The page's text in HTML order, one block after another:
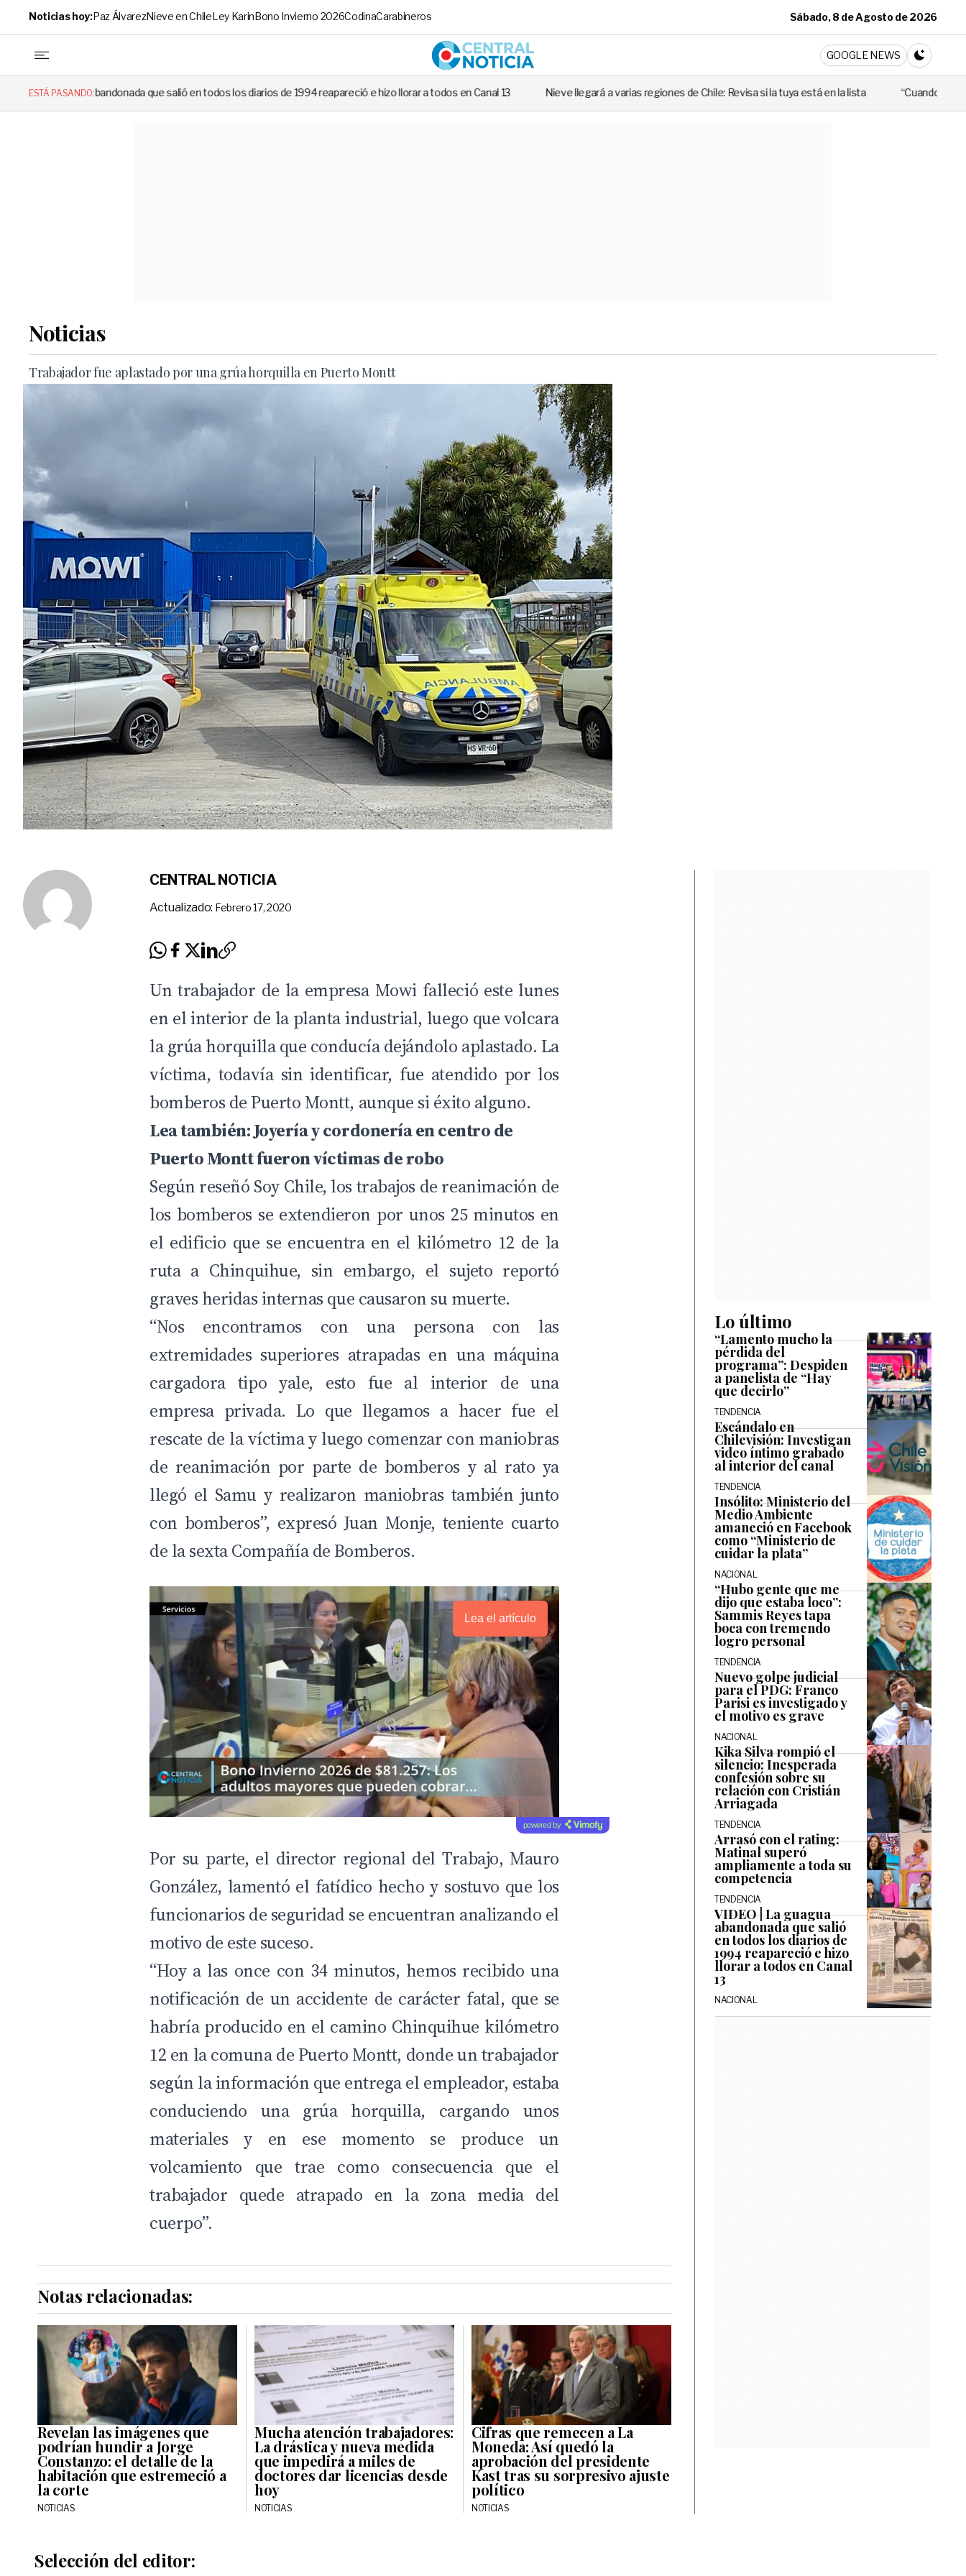
Noticias hoy:Paz ÁlvarezNieve en ChileLey KarinBono Invierno 2026CodinaCarabineros Sábado, 8 de Agosto de 2026
Central Noticia
GOOGLE NEWS
CAMBIA A
ESTÁ PASANDO:
que salió en todos los diarios de 1994 reapareció e hizo llorar a todos en Canal 13 Nieve llegará a varias regiones de Chile: Revisa si la tuya está en la lista “Cuando alguien utiliza mal esa ley,
Noticias
Trabajador fue aplastado por una grúa horquilla en Puerto Montt
CENTRAL NOTICIA
Actualizado: Febrero 17, 2020
Un trabajador de la empresa Mowi falleció este lunes
en el interior de la planta industrial, luego que volcara
la grúa horquilla que conducía dejándolo aplastado. La
víctima, todavía sin identificar, fue atendido por los
bomberos de Puerto Montt, aunque si éxito alguno.
Lea también:Joyería y cordonería en centro de
Puerto Montt fueron víctimas de robo
Según reseñó Soy Chile, los trabajos de reanimación de
los bomberos se extendieron por unos 25 minutos en
el edificio que se encuentra en el kilómetro 12 de la
ruta a Chinquihue, sin embargo, el sujeto reportó
graves heridas internas que causaron su muerte.
“Nos encontramos con una persona con las
extremidades superiores atrapadas en una máquina
cargadora tipo yale, esto fue al interior de una
empresa privada. Lo que llegamos a hacer fue el
rescate de la víctima y luego comenzar con maniobras
de reanimación por parte de bomberos y al rato ya
llegó el Samu y realizaron maniobras también junto
con bomberos”, expresó Juan Monje, teniente cuarto
de la sexta Compañía de Bomberos.
Lea el artículo
powered by
Por su parte, el director regional del Trabajo, Mauro
González, lamentó el fatídico hecho y sostuvo que los
funcionarios de seguridad se encuentran analizando el
motivo de este suceso.
“Hoy a las once con 34 minutos, hemos recibido una
notificación de un accidente de carácter fatal, que se
habría producido en el camino Chinquihue kilómetro
12 en la comuna de Puerto Montt, donde un trabajador
según la información que entrega el empleador, estaba
conduciendo una grúa horquilla, cargando unos
materiales y en ese momento se produce un
volcamiento que trae como consecuencia que el
trabajador quede atrapado en la zona media del
cuerpo”.
Notas relacionadas:
Revelan las imágenes que
podrían hundir a Jorge
Constanzo: el detalle de la
habitación que estremeció a
la corte
NOTICIAS
Mucha atención trabajadores:
La drástica y nueva medida
que impedirá a miles de
doctores dar licencias desde
hoy
NOTICIAS
Cifras que remecen a La
Moneda: Así quedó la
aprobación del presidente
Kast tras su sorpresivo ajuste
político
NOTICIAS
Lo último
“Lamento mucho la
pérdida del
programa”: Despiden
a panelista de “Hay
que decirlo”
TENDENCIA
Escándalo en
Chilevisión: Investigan
video íntimo grabado
al interior del canal
TENDENCIA
Insólito: Ministerio del
Medio Ambiente
amaneció en Facebook
como “Ministerio de
cuidar la plata”
NACIONAL
“Hubo gente que me
dijo que estaba loco”:
Sammis Reyes tapa
boca con tremendo
logro personal
TENDENCIA
Nuevo golpe judicial
para el PDG: Franco
Parisi es investigado y
el motivo es grave
NACIONAL
Kika Silva rompió el
silencio: Inesperada
confesión sobre su
relación con Cristián
Arriagada
TENDENCIA
Arrasó con el rating:
Matinal superó
ampliamente a toda su
competencia
TENDENCIA
VIDEO | La guagua
abandonada que salió
en todos los diarios de
1994 reapareció e hizo
llorar a todos en Canal
13
NACIONAL
Selección del editor: